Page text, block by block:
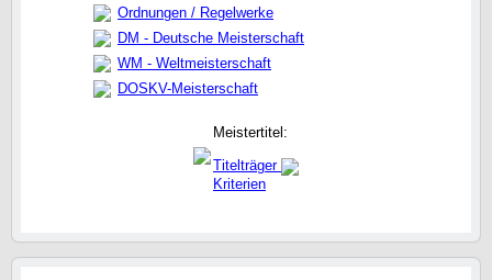
Ordnungen / Regelwerke
DM - Deutsche Meisterschaft
WM - Weltmeisterschaft
DOSKV-Meisterschaft
Meistertitel:
Titelträger
Kriterien